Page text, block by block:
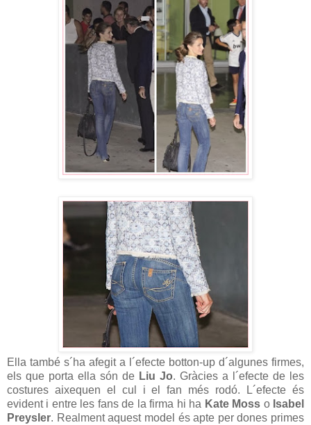
Ella també s´ha afegit a l´efecte botton-up d´algunes firmes,
els que porta ella són de Liu Jo. Gràcies a l´efecte de les
costures aixequen el cul i el fan més rodó. L´efecte és
evident i entre les fans de la firma hi ha Kate Moss o Isabel
Preysler. Realment aquest model és apte per dones primes